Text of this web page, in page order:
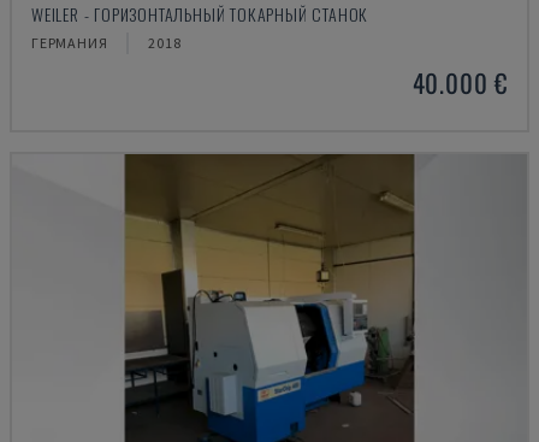
WEILER - ГОРИЗОНТАЛЬНЫЙ ТОКАРНЫЙ СТАНОК
ГЕРМАНИЯ 2018
40.000 €